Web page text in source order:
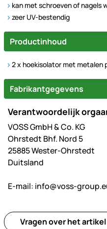
kan met schroeven of nagels
zeer UV-bestendig
Productinhoud
2 x hoekisolator met metalen
Fabrikantgegevens
Verantwoordelijk
VOSS GmbH & Co. KG
Ohrstedt Bhf. Nord 5
25885 Wester-Ohrstedt
Duitsland
E-mail: info@voss-
Vragen over het artikel